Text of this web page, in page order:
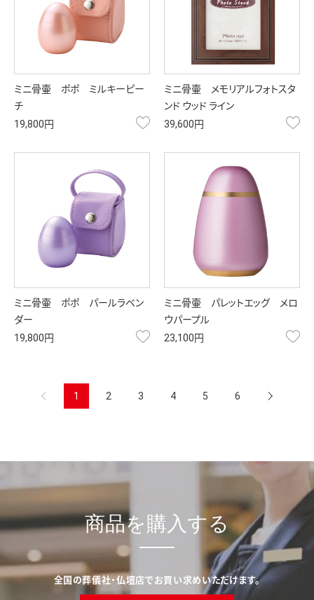
ミニ骨壷 ポポ ミルキーピー
チ
19,800円
お気に入り
ミニ骨壷 メモリアルフォトスタ
ンド ウッド ライン
39,600円
ミニ骨壷 ポポ パールラベン
ダー
19,800円
お気に入り
ミニ骨壷 パレットエッグ メロ
ウパープル
23,100円
1 2 3 4 5 6
商品を購入する
全国の葬儀社・仏壇店でお買い求めいただけます。